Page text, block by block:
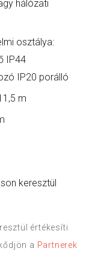
hálózati
osztálya:
IP44
IP20 porálló
m
keresztül
értékesíti
a Partnerek